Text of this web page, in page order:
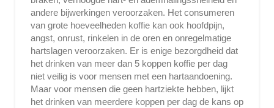
andere bijwerkingen veroorzaken. Het consumeren
van grote hoeveelheden koffie kan ook hoofdpijn,
angst, onrust, rinkelen in de oren en onregelmatige
hartslagen veroorzaken. Er is enige bezorgdheid dat
het drinken van meer dan 5 koppen koffie per dag
niet veilig is voor mensen met een hartaandoening.
Maar voor mensen die geen hartziekte hebben, lijkt
het drinken van meerdere koppen per dag de kans op